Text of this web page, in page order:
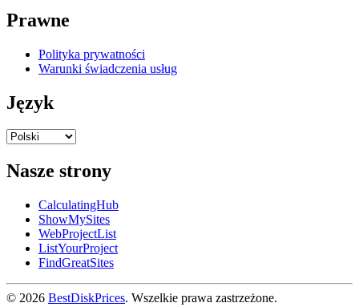
Prawne
Polityka prywatności
Warunki świadczenia usług
Język
Nasze strony
CalculatingHub
ShowMySites
WebProjectList
ListYourProject
FindGreatSites
© 2026 BestDiskPrices. Wszelkie prawa zastrzeżone.